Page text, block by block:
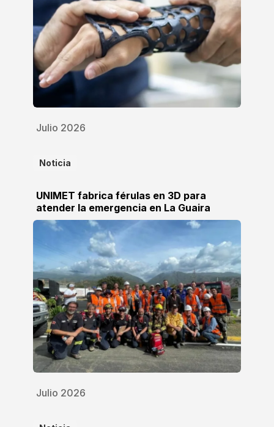
Julio 2026
Noticia
UNIMET fabrica férulas en 3D para
atender la emergencia en La Guaira
Julio 2026